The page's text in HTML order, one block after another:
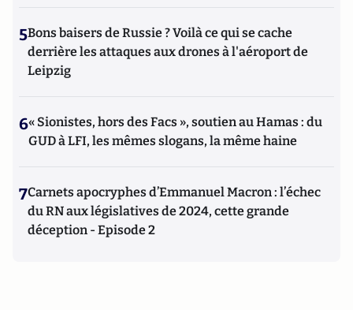
5Bons baisers de Russie ? Voilà ce qui se cache
derrière les attaques aux drones à l'aéroport de
Leipzig
6« Sionistes, hors des Facs », soutien au Hamas : du
GUD à LFI, les mêmes slogans, la même haine
7Carnets apocryphes d’Emmanuel Macron : l’échec
du RN aux législatives de 2024, cette grande
déception - Episode 2